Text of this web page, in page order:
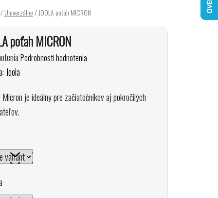
/Univerzálne/JOOLA poťah MICRON
poťah MICRON
Podrobnosti hodnotenia
Joola
Micron je ideálny pre začiatočníkov aj pokročilých